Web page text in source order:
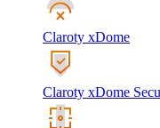
Claroty xDome
Claroty xDome